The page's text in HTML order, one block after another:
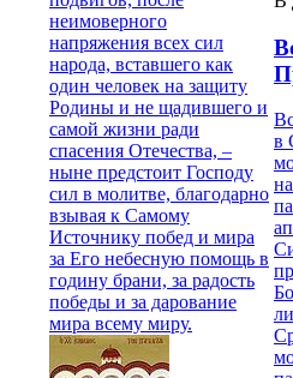
неимоверного
напряжения всех сил
народа, вставшего как
один человек на защиту
Родины и не щадившего и
самой жизни ради
спасения Отечества, –
ныне предстоит Господу
сил в молитве, благодарно
взывая к Самому
Источнику побед и мира
за Его небесную помощь в
годину брани, за радость
победы и за дарование
мира всему миру.
в